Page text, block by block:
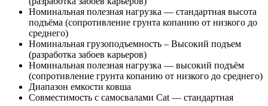
Номинальная полезная нагрузка — стандартная высота
подъёма (сопротивление грунта копанию от низкого до
среднего)
Номинальная грузоподъемность – Высокий подъем
(разработка забоев карьеров)
Номинальная полезная нагрузка — высокий подъём
(сопротивление грунта копанию от низкого до среднего)
Диапазон емкости ковша
Совместимость с самосвалами Cat — стандартная